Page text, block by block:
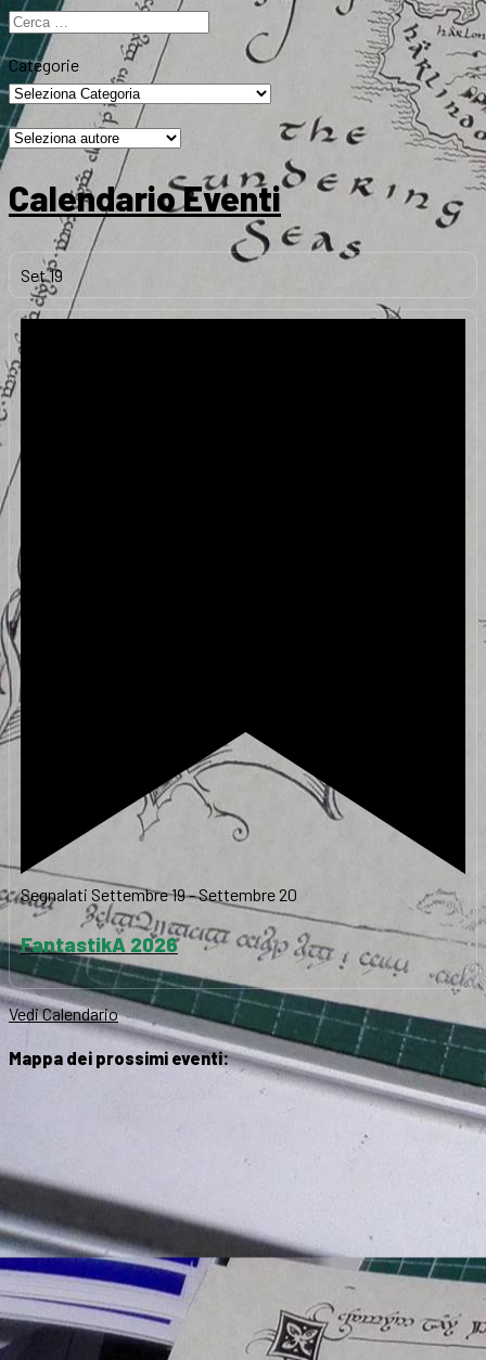
Ricerca
per:
Categorie
Calendario Eventi
Set19
Segnalati Settembre 19-Settembre 20
FantastikA 2026
Vedi Calendario
Mappa dei prossimi eventi: